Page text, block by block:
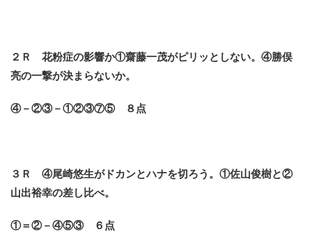
２Ｒ 花粉症の影響か①齋藤一茂がピリッとしない。④勝俣
亮の一撃が決まらないか。
④－②③－①②③⑦⑤ ８点
３Ｒ ④尾崎悠生がドカンとハナを切ろう。①佐山俊樹と②
山出裕幸の差し比べ。
①＝②－④⑤③ ６点